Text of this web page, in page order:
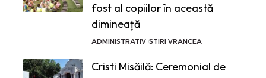
fost al copiilor în această
dimineață
ADMINISTRATIV STIRI VRANCEA
Cristi Misăilă: Ceremonial de